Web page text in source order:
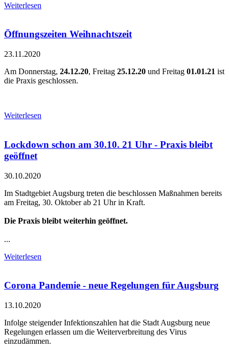
Weiterlesen
Öffnungszeiten Weihnachtszeit
23.11.2020
Am Donnerstag, 24.12.20, Freitag 25.12.20 und Freitag 01.01.21 ist
die Praxis geschlossen.
Weiterlesen
Lockdown schon am 30.10. 21 Uhr - Praxis bleibt
geöffnet
30.10.2020
Im Stadtgebiet Augsburg treten die beschlossen Maßnahmen bereits
am Freitag, 30. Oktober ab 21 Uhr in Kraft.
Die Praxis bleibt weiterhin geöffnet.
...
Weiterlesen
Corona Pandemie - neue Regelungen für Augsburg
13.10.2020
Infolge steigender Infektionszahlen hat die Stadt Augsburg neue
Regelungen erlassen um die Weiterverbreitung des Virus
einzudämmen.